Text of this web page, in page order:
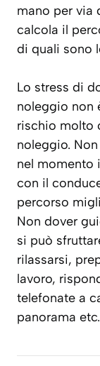
mano per via
calcola il
di quali sono
Lo stress di
noleggio non
rischio molto
noleggio.
nel momento
con il
percorso
Non dover
si può
rilassarsi,
lavoro,
telefonate a
panorama etc.